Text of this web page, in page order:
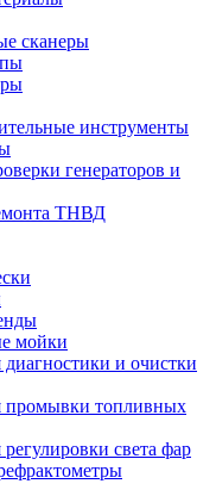
сканеры
инструменты
генераторов и
ТНВД
мойки
диагностики и очистки
промывки топливных
света фар